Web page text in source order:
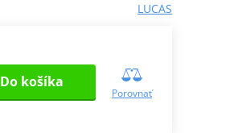
LUCAS
Do košíka
Porovnať